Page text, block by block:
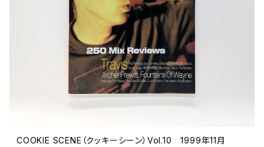
COOKIE SCENE（クッキーシーン）Vol.10 1999年11月